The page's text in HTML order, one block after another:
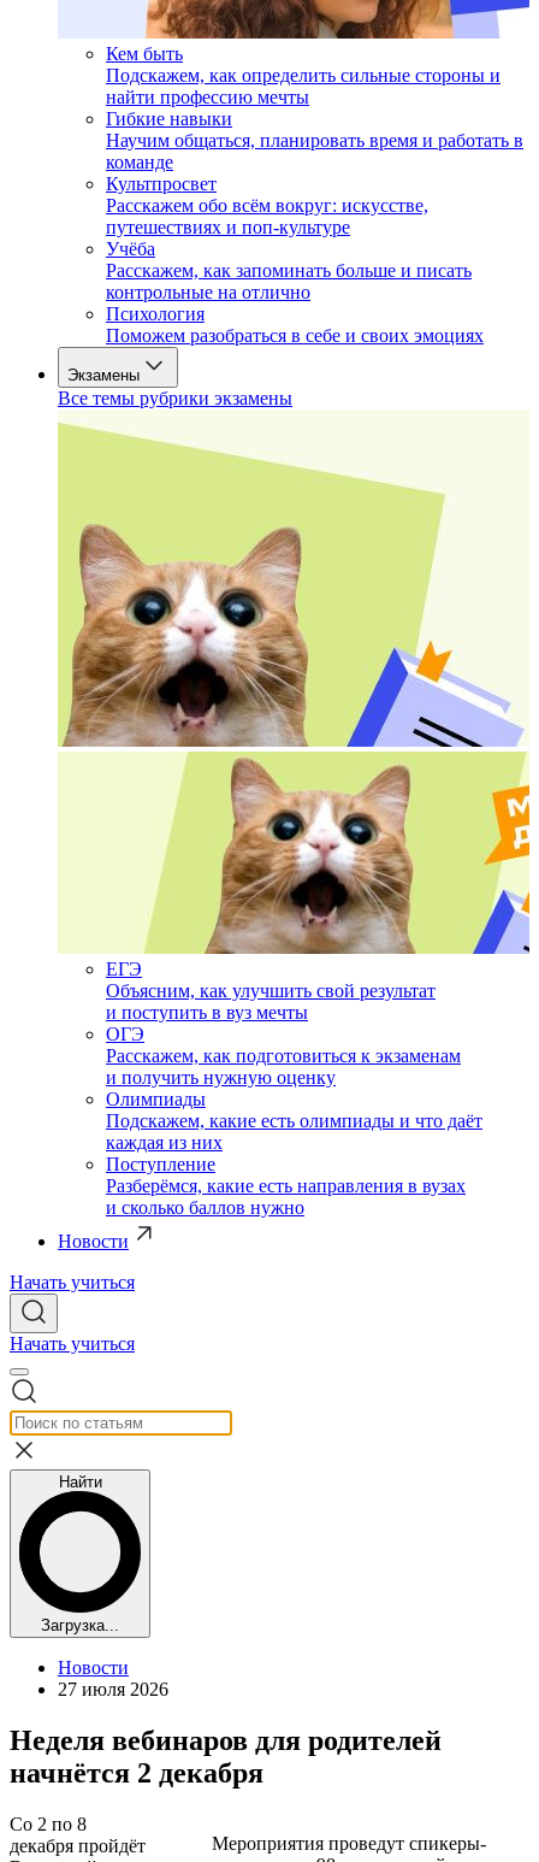
Кем быть
Подскажем, как определить сильные стороны и
найти профессию мечты
Гибкие навыки
Научим общаться, планировать время и работать в
команде
Культпросвет
Расскажем обо всём вокруг: искусстве,
путешествиях и поп-культуре
Учёба
Расскажем, как запоминать больше и писать
контрольные на отлично
Психология
Поможем разобраться в себе и своих эмоциях
Экзамены
Все темы рубрики экзамены
ЕГЭ
Объясним, как улучшить свой результат
и поступить в вуз мечты
ОГЭ
Расскажем, как подготовиться к экзаменам
и получить нужную оценку
Олимпиады
Подскажем, какие есть олимпиады и что даёт
каждая из них
Поступление
Разберёмся, какие есть направления в вузах
и сколько баллов нужно
Новости
Начать учиться
Начать учиться
Найти
Загрузка...
Новости
27 июля 2026
Неделя вебинаров для родителей
начнётся 2 декабря
Со 2 по 8
декабря пройдёт
Мероприятия проведут спикеры-